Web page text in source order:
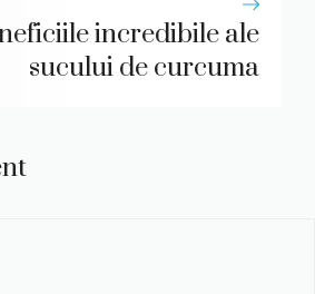
incredibile ale
sucului de curcuma